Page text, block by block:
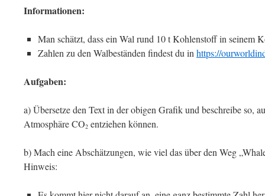
Informationen:
Man schätzt, dass ein Wal rund 10 t Kohlenstoff in seinem
Zahlen zu den Walbeständen findest du in https://
Aufgaben:
a) Übersetze den Text in der obigen Grafik und beschreibe so,
Atmosphäre CO2 entziehen können.
b) Mach eine Abschätzungen, wie viel das über den Weg
Hinweis: